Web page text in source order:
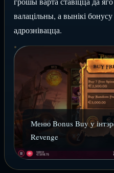
валацільны, а вынікі
адрознівацца.
Меню Bonus Buy у
Revenge